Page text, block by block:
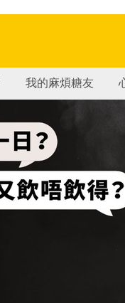
我的麻煩糖友